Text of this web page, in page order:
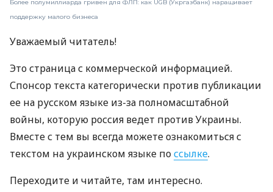
Более полумиллиарда гривен для ФЛП: как UGB (Укргазбанк) наращивает
поддержку малого бизнеса
Уважаемый читатель!
Это страница с коммерческой информацией.
Спонсор текста категорически против публикации
ее на русском языке из-за полномасштабной
войны, которую россия ведет против Украины.
Вместе с тем вы всегда можете ознакомиться с
текстом на украинском языке поссылке.
Переходите и читайте, там интересно.